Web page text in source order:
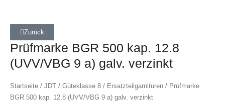
Zurück
Prüfmarke BGR 500 kap. 12.8
(UVV/VBG 9 a) galv. verzinkt
Startseite / JDT / Güteklasse 8 / Ersatzteilgarnituren / Prüfmarke
BGR 500 kap. 12.8 (UVV/VBG 9 a) galv. verzinkt